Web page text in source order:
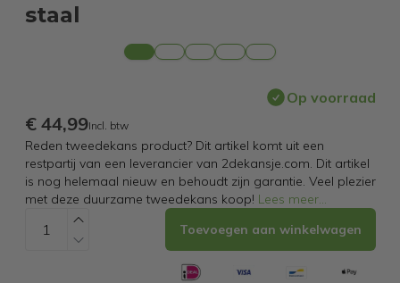
staal
Op voorraad
€ 44,99Incl. btw
Reden tweedekans product? Dit artikel komt uit een
restpartij van een leverancier van 2dekansje.com. Dit artikel
is nog helemaal nieuw en behoudt zijn garantie. Veel plezier
met deze duurzame tweedekans koop! Lees meer...
Toevoegen aan winkelwagen